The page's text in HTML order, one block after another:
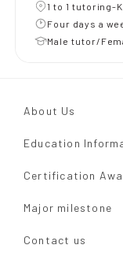
1 to 1 tutoring-
Four days a
Male tutor/
About Us
Education
Certification
Major milestone
Contact us